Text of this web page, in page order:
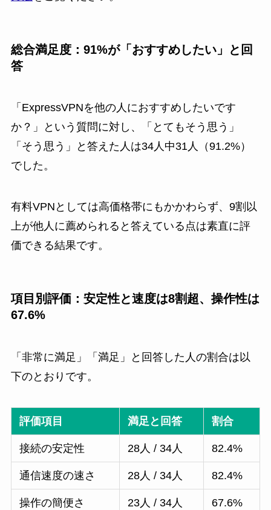
総合満足度：91%が「おすすめしたい」と回
答
「ExpressVPNを他の人におすすめしたいです
か？」という質問に対し、「とてもそう思う」
「そう思う」と答えた人は34人中31人（91.2%）
でした。
有料VPNとしては高価格帯にもかかわらず、9割以
上が他人に薦められると答えている点は素直に評
価できる結果です。
項目別評価：安定性と速度は8割超、操作性は
67.6%
「非常に満足」「満足」と回答した人の割合は以
下のとおりです。
評価項目 満足と回答 割合
接続の安定性 28人 / 34人 82.4%
通信速度の速さ 28人 / 34人 82.4%
操作の簡便さ 23人 / 34人 67.6%